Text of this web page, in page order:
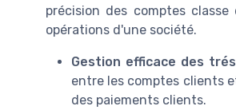
précision des comptes
opérations d'une société.
Gestion efficace des
entre les comptes clients
des paiements clients.